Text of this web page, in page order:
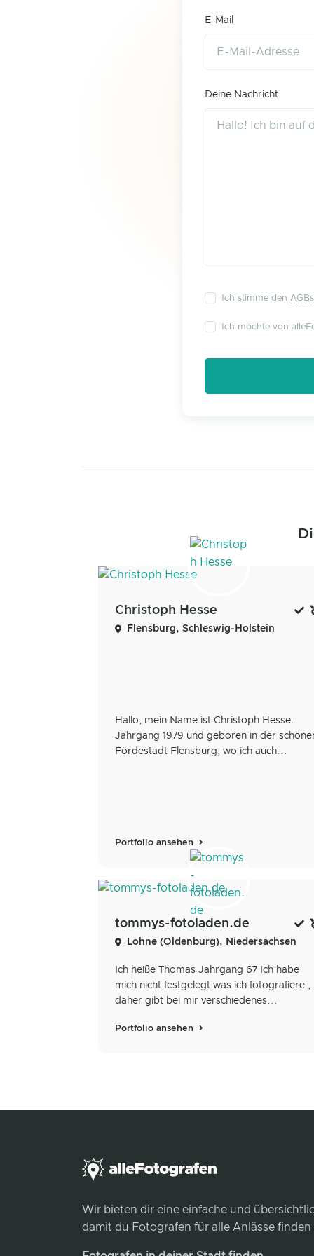
E-Mail
Deine Nachricht
Ich stimme den AGBs
Ich möchte von
Christoph Hesse
Flensburg, Schleswig-Holstein
Hallo, mein Name ist Christoph Hesse.
Jahrgang 1979 und geboren in der
Fördestadt Flensburg, wo ich auch...
Portfolio ansehen
tommys-fotoladen.de
Lohne (Oldenburg), Niedersachsen
Ich heiße Thomas Jahrgang 67 Ich habe
mich nicht festgelegt was ich fotografiere ,
daher gibt bei mir verschiedenes...
Portfolio ansehen
Wir bieten dir eine einfache und
damit du Fotografen für alle Anlässe